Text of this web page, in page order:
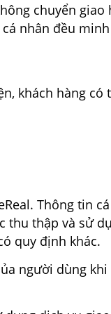
chuyển giao
nhân đều
khách hàng có
Thông tin
thu thập và sử
quy định khác.
người dùng